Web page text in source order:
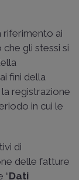
riferimento ai
che gli stessi si
fini della
registrazione
in cui le
di
delle fatture
“Dati